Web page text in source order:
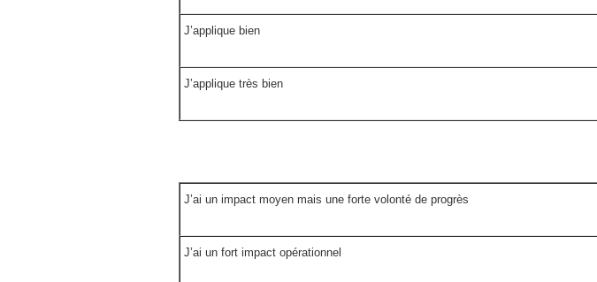
J’applique bien
J’applique très bien
J’ai un impact moyen mais une forte volonté de progrès
J’ai un fort impact opérationnel